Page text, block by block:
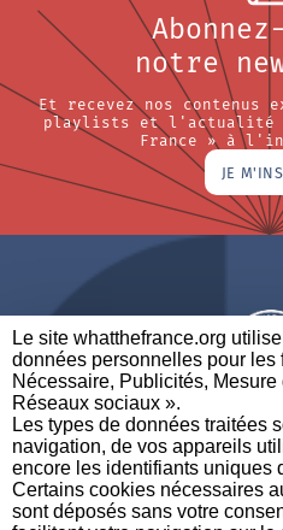
Le site whatthefrance.org
données personnelles pour les
Nécessaire, Publicités,
Réseaux sociaux ». ​
Les types de données traitées
navigation, de vos appareils
encore les identifiants uniques
Certains cookies nécessaires
sont déposés sans votre
notre
Et recevez nos contenus
playlists et l'actualité
France » à
JE
A BRAND OF
PARTENAIRES CONTACTEZ-